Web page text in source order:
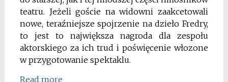
teatru. Jeżeli goście na widowni zaakcetowali
nowe, teraźniejsze spojrzenie na dzieło Fredry,
to jest to największa nagroda dla zespołu
aktorskiego za ich trud i poświęcenie włozone
w przygotowanie spektaklu.
Read more